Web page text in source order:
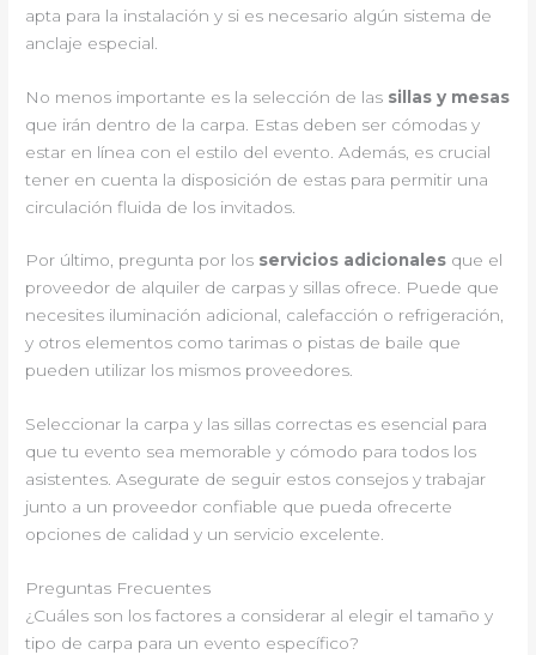
apta para la instalación y si es necesario algún sistema de
anclaje especial.
No menos importante es la selección de las sillas y mesas
que irán dentro de la carpa. Estas deben ser cómodas y
estar en línea con el estilo del evento. Además, es crucial
tener en cuenta la disposición de estas para permitir una
circulación fluida de los invitados.
Por último, pregunta por los servicios adicionales que el
proveedor de alquiler de carpas y sillas ofrece. Puede que
necesites iluminación adicional, calefacción o refrigeración,
y otros elementos como tarimas o pistas de baile que
pueden utilizar los mismos proveedores.
Seleccionar la carpa y las sillas correctas es esencial para
que tu evento sea memorable y cómodo para todos los
asistentes. Asegurate de seguir estos consejos y trabajar
junto a un proveedor confiable que pueda ofrecerte
opciones de calidad y un servicio excelente.
Preguntas Frecuentes
¿Cuáles son los factores a considerar al elegir el tamaño y
tipo de carpa para un evento específico?